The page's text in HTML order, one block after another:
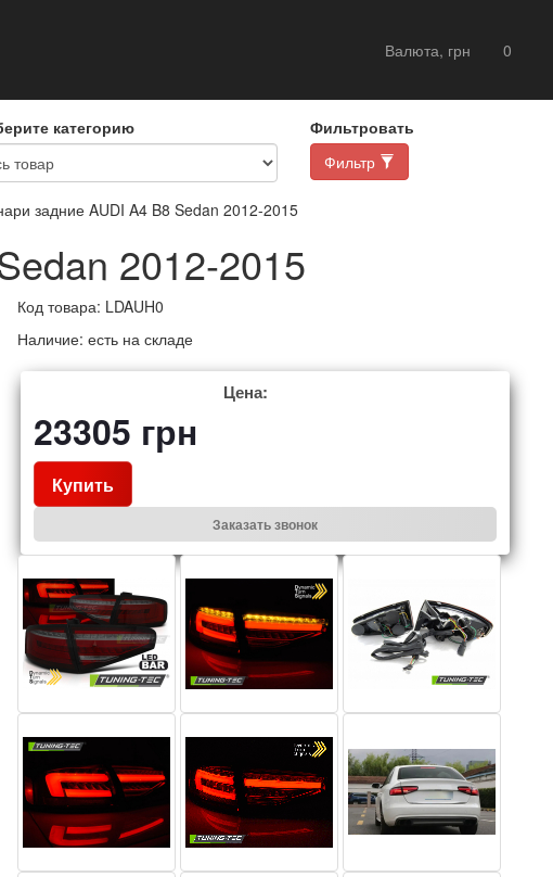
Валюта, грн 0
категорию
Фильтровать
Фильтр
задние AUDI A4 B8 Sedan 2012-2015
2012-2015
Код товара: LDAUH0
Наличие: есть на складе
Цена:
23305 грн
Купить
Заказать звонок